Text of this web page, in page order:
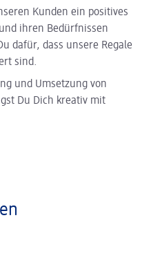
Kunden ein positives
ihren Bedürfnissen
dafür, dass unsere Regale
sind.
und Umsetzung von
Du Dich kreativ mit